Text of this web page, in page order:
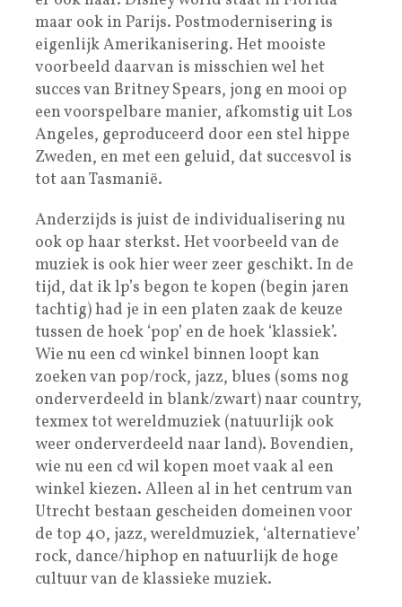
maar ook in Parijs. Postmodernisering is
eigenlijk Amerikanisering. Het mooiste
voorbeeld daarvan is misschien wel het
succes van Britney Spears, jong en mooi op
een voorspelbare manier, afkomstig uit Los
Angeles, geproduceerd door een stel hippe
Zweden, en met een geluid, dat succesvol is
tot aan Tasmanië.
Anderzijds is juist de individualisering nu
ook op haar sterkst. Het voorbeeld van de
muziek is ook hier weer zeer geschikt. In de
tijd, dat ik lp’s begon te kopen (begin jaren
tachtig) had je in een platen zaak de keuze
tussen de hoek ‘pop’ en de hoek ‘klassiek’.
Wie nu een cd winkel binnen loopt kan
zoeken van pop/rock, jazz, blues (soms nog
onderverdeeld in blank/zwart) naar country,
texmex tot wereldmuziek (natuurlijk ook
weer onderverdeeld naar land). Bovendien,
wie nu een cd wil kopen moet vaak al een
winkel kiezen. Alleen al in het centrum van
Utrecht bestaan gescheiden domeinen voor
de top 40, jazz, wereldmuziek, ‘alternatieve’
rock, dance/hiphop en natuurlijk de hoge
cultuur van de klassieke muziek.